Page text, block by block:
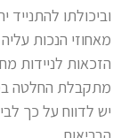
וביכולתו להתנייד
מאחוזי הנכות
הזכאות לניידות
מתקבלת החלטה
יש לדווח על כך